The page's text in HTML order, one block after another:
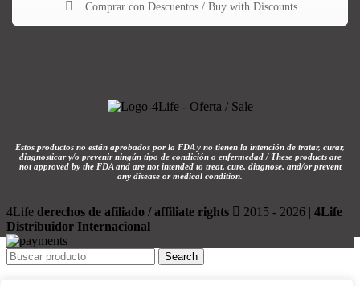
Comprar con Descuentos / Buy with Discounts
Estos productos no están aprobados por la FDA y no tienen la intención de tratar, curar,
diagnosticar y/o prevenir ningún tipo de condición o enfermedad / These products are
not approved by the FDA and are not intended to treat, cure, diagnose, and/or prevent
any disease or medical condition.
4Life derechos de afiliado / affiliate rights 2015 - 2026 | 4Life
Distribuidor Internacional
Search